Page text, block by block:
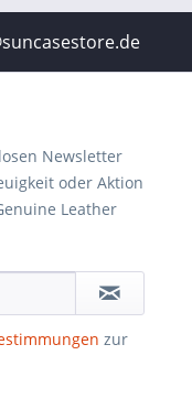
Newsletter
oder Aktion
Leather
zur